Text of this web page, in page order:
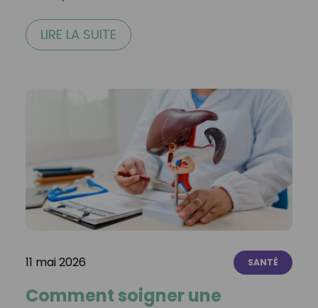
LIRE LA SUITE
11 mai 2026 SANTÉ
Comment soigner une